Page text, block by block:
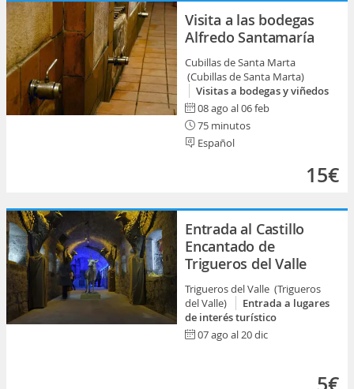
Visita a las bodegas
Alfredo Santamaría
Cubillas de Santa Marta
(Cubillas de Santa Marta)
Visitas a bodegas y viñedos
08 ago al 06 feb
75 minutos
Español
15€
Entrada al Castillo
Encantado de
Trigueros del Valle
Trigueros del Valle (Trigueros
del Valle)
Entrada a lugares
de interés turístico
07 ago al 20 dic